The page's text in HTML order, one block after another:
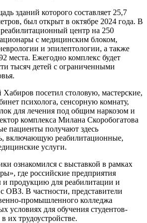
зданий которого составляет 25,7
был открыт в октябре 2024 года. В
реабилитационный центр на 250
с медицинским блоком,
и эпилептологии, а также
места. Ежегодно комплекс будет
тысяч детей с ограниченными
посетил столовую, мастерские,
психолога, сенсорную комнату,
для лечения под общим наркозом и
комплекса Милана Скоробогатова
пациенты получают здесь
включающую реабилитационные,
услуги.
ознакомился с выставкой в рамках
где российские предприятия
и продукцию для реабилитации и
ОВЗ. В частности, представители
промышленного колледжа
условиях для обучения студентов-
их трудоустройстве.